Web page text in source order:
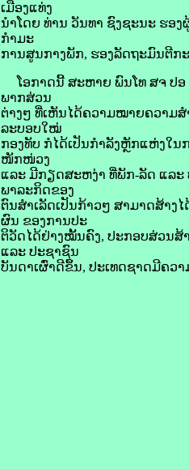
ເມືອງແທ່ງ
ນໍາໂດຍ ທ່ານ ວັນທາ ຊົງຊະນະ ຮອ
ກໍາມະ
ການສູນກາງພັກ, ຮອງລັດຖະມົນຕີກ
ໂອກາດນີ້ ສະຫາຍ ພົນໂທ ສຈ ປອ
ພາກສ່ວນ
ຕ່າງໆ ທີ່ເຫັນໄດ້ຄວາມໝາຍຄວາມສໍ
ລະບອບໃໝ່
ກອງທັບ ກໍໄດ້ເປັນກຳລັງຫຼັກແຫ່ງໃ
ໜັກໜ່ວງ
ແລະ ມີກຽດສະຫງ່າ ທີ່ພັກ-ລັດ ແລະ
ພາລະກິດຂອງ
ຕົນສໍາເລັດເປັນກ້າວໆ ສາມາດສ້າ
ຜົນ ຂອງການປະ
ຕິວັດໄດ້ຢ່າງໝັ້ນຄົງ, ປະກອບສ່ວນສ້
ແລະ ປະຊາຊົນ
ບັນດາເຜົ່າດີຂຶ້ນ, ປະເທດຊາດມີຄວ